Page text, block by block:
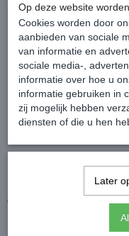
Leovet TamTam
€ 19,95
Op deze website
Cookies worden door
aanbieden van sociale
van informatie en
sociale media-,
informatie over hoe u
informatie gebruiken in
zij mogelijk hebben
diensten of die u hen
Later